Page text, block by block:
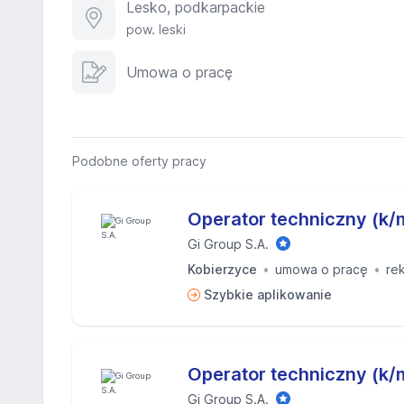
Lesko, podkarpackie
pow. leski
Umowa o pracę
Podobne oferty pracy
Operator techniczny (k/
Gi Group S.A.
Kobierzyce
umowa o pracę
Szybkie aplikowanie
Operator techniczny (k/
Gi Group S.A.